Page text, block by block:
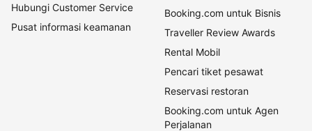
Hubungi Customer Service
Pusat informasi keamanan
Booking.com untuk Bisnis
Traveller Review Awards
Rental Mobil
Pencari tiket pesawat
Reservasi restoran
Booking.com untuk Agen
Perjalanan